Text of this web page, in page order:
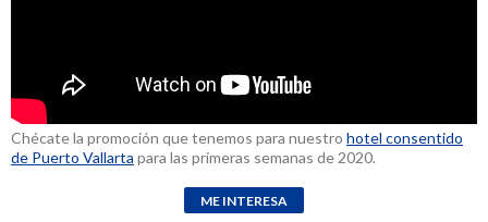
Chécate la promoción que tenemos para nuestro hotel consentido
de Puerto Vallarta para las primeras semanas de 2020.